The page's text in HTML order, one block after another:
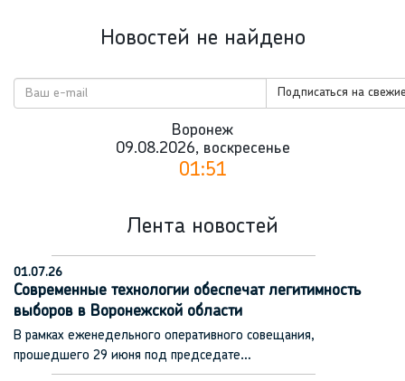
Новостей не найдено
Подписаться на
Воронеж
09.08.2026, воскресенье
01:51
Лента новостей
01.07.26
Современные технологии обеспечат легитимность
выборов в Воронежской области
В рамках еженедельного оперативного совещания,
прошедшего 29 июня под председате…